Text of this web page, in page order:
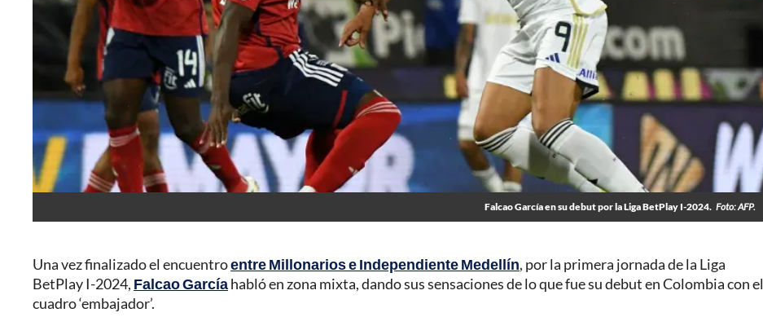
Falcao García en su debut por la Liga BetPlay I-2024. Foto: AFP.
Una vez finalizado el encuentroentre Millonarios e Independiente Medellín, por la primera jornada de la Liga
BetPlay I-2024, Falcao Garcíahabló en zona mixta, dando sus sensaciones de lo que fue su debut en Colombia con el
cuadro ‘embajador’.